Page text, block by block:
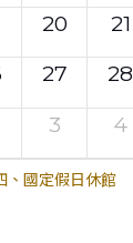
20 21
27 28
3 4
、國定假日休館